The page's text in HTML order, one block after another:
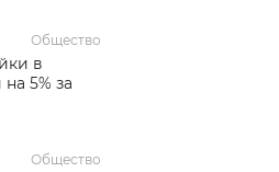
Общество
в
5% за
Общество